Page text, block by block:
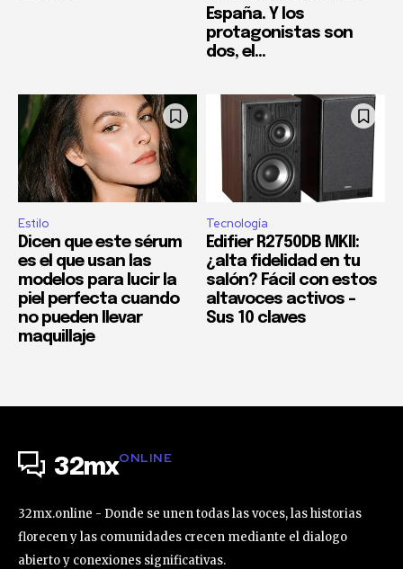
España. Y los
protagonistas son
dos, el...
Estilo
Dicen que este sérum
es el que usan las
modelos para lucir la
piel perfecta cuando
no pueden llevar
maquillaje
Tecnología
Edifier R2750DB MKII:
¿alta fidelidad en tu
salón? Fácil con estos
altavoces activos –
Sus 10 claves
32mxONLINE
32mx.online - Donde se unen todas las voces, las historias
florecen y las comunidades crecen mediante el dialogo
abierto y conexiones significativas.